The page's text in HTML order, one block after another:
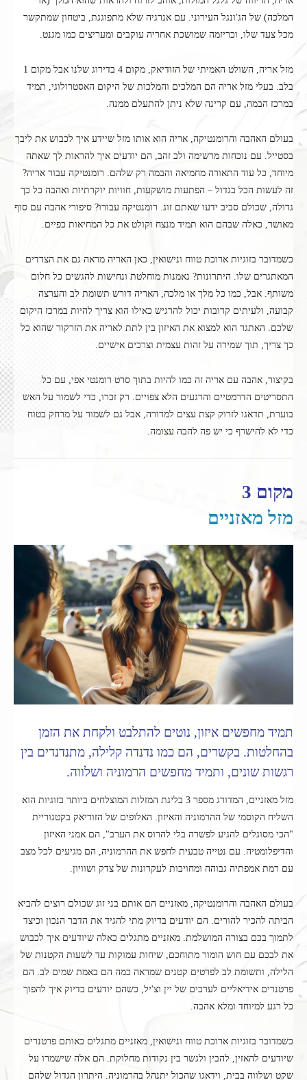
המלכה) של הג'ונגל העירוני. עם אנרגיה שלא מתפוגגת, ביטחון שמתקשר
מכל צעד שלו, וכריזמה שמושכת אחריה עוקבים ומעריצים כמו מגנט.
מזל אריה, השולט האמיתי של הזודיאק, מקום 4 בדירוג שלנו אבל מקום 1
בלב. בעלי מזל אריה הם המלכים והמלכות של היקום האסטרולוגי, תמיד
במרכז הבמה, עם קרינה שלא ניתן להתעלם ממנה.
בעולם האהבה והרומנטיקה, אריה הוא אותו מזל שיידע איך לכבוש את ליבך
בסטייל. עם נוכחות מרשימה ולב זהב, הם יודעים איך להראות לך שאתה
מיוחד, כל עוד התאורה מחמיאה והבמה רק שלהם. רומנטיקה עבור אריה?
זה לעשות הכל בגדול – הפתעות מושקעות, חוויות יוקרתיות ואהבה כל כך
גדולה, שכולם סביב ידעו שאתם זוג. רומנטיקה עבורו? סיפורי אהבה עם סוף
מאושר, כאלה שבהם הוא תמיד מנצח וקולט את כל המחיאות כפיים.
כשמדובר בזוגיות ארוכת טווח ונישואין, כאן האריה מראה גם את הצדדים
המאתגרים שלו. היתרונות? נאמנות מוחלטת ונחישות להגשים כל חלום
משותף. אבל, כמו כל מלך או מלכה, האריה דורש תשומת לב והערצה
קבועה, ולעיתים קרובות יכול להרגיש כאילו הוא צריך להיות במרכז היקום
שלכם. האתגר הוא למצוא את האיזון בין לתת לאריה את הזרקור שהוא כל
כך צריך, תוך שמירה על זהות עצמית וצרכים אישיים.
בקיצור, אהבה עם אריה זה כמו להיות בתוך סרט רומנטי אפי, עם כל
התסריטים הדרמטיים והרגעים הלא צפויים. רק זכרו, כדי לשמור על האש
בוערת, תדאגו לזרוק קצת עצים למדורה, אבל גם לשמור על מרחק בטוח
כדי לא להישרף כי יש פה להבה עצומה.
מקום 3
מזל מאזניים
תמיד מחפשים איזון, נוטים להתלבט ולקחת את הזמן
בהחלטות. בקשרים, הם כמו נדנדה קלילה, מתנדנדים בין
רגשות שונים, ותמיד מחפשים הרמוניה ושלווה.
מזל מאזניים, המדורג מספר 3 בליגת המזלות המוצלחים ביותר בזוגיות הוא
השליח הקוסמי של ההרמוניה והאיזון. האלופים של הזודיאק בקטגוריית
"הכי מסוגלים להגיע לפשרה בלי להרוס את הערב", הם אמני האיזון
והדיפלומטיה. עם נטייה טבעית לחפש את ההרמוניה, הם מגיעים לכל מצב
עם רמת אמפתיה גבוהה ומחויבות לעקרונות של צדק ושוויון.
בעולם האהבה והרומנטיקה, מאזניים הם אותם בני זוג שכולם רוצים להביא
הביתה להכיר להורים. הם יודעים בדיוק מתי להגיד את הדבר הנכון וכיצד
לתמוך בכם בצורה המושלמת. מאזניים מתגלים כאלה שיודעים איך לכבוש
את לבכם עם חוש הומור מתוחכם, שיחות עמוקות עד לשעות הקטנות של
הלילה, ותשומת לב לפרטים קטנים שמראה כמה הם באמת שמים לב. הם
פרטנרים אידיאליים לערבים של יין וצ'יל, כשהם יודעים בדיוק איך להפוך
כל רגע למיוחד ומלא אהבה.
כשמדובר בזוגיות ארוכת טווח ונישואין, מאזניים מתגלים כאותם פרטנרים
שיודעים להאזין, להבין ולגשר בין נקודות מחלוקת. הם אלה שישמרו על
שקט ושלווה בבית, וידאגו שהכול יתנהל בהרמוניה. היתרון הגדול שלהם